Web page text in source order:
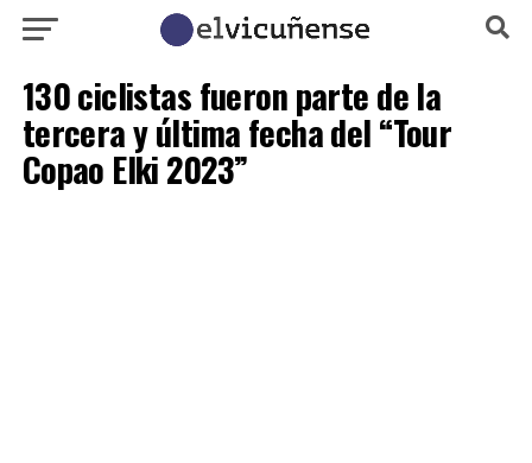
130 ciclistas fueron parte de la
tercera y última fecha del “Tour
Copao Elki 2023”